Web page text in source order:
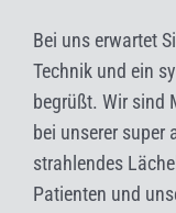
Bei uns erwartet
Technik und ein
begrüßt. Wir sind
bei unserer super
strahlendes
Patienten und